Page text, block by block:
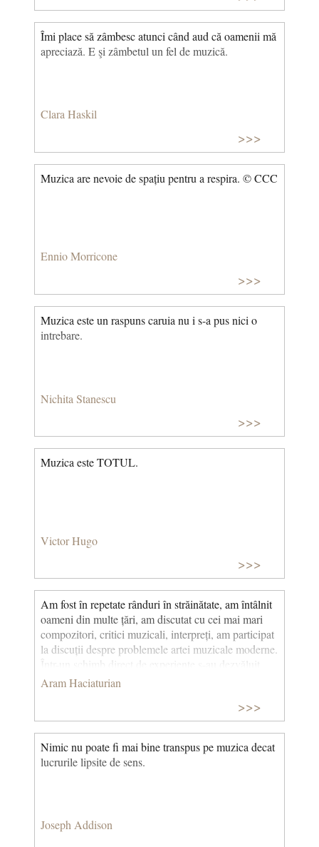
Îmi place să zâmbesc atunci când aud că oamenii mă
apreciază. E şi zâmbetul un fel de muzică.
Clara Haskil
>>>
Muzica are nevoie de spațiu pentru a respira. © CCC
Ennio Morricone
>>>
Muzica este un raspuns caruia nu i s-a pus nici o
intrebare.
Nichita Stanescu
>>>
Muzica este TOTUL.
Victor Hugo
>>>
Am fost în repetate rânduri în străinătate, am întâlnit
oameni din multe țări, am discutat cu cei mai mari
compozitori, critici muzicali, interpreți, am participat
la discuții despre problemele artei muzicale moderne.
Într-un schimb direct de experiențe s-au dezvăluit
interese reciproce, dorința sinceră de a privi adânc în
interioare care generează aceste sau acele fenomene
de artă în țara noastră și în întreaga lume... © CCC
Aram Haciaturian
>>>
Nimic nu poate fi mai bine transpus pe muzica decat
lucrurile lipsite de sens.
Joseph Addison